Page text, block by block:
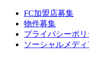
FC加盟店募集
物件募集
プライバシーポリ
ソーシャルメデ